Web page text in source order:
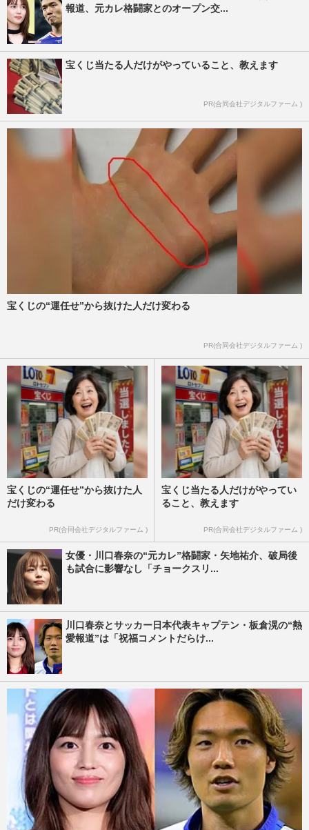
報道、元カレ格闘家とのオープン交...
宝くじ当たる人だけがやっていること、教えます
PR(合同会社デジタルファーム )
宝くじの“運任せ”から抜けた人だけ変わる
PR(合同会社デジタルファーム )
宝くじの“運任せ”から抜けた人
だけ変わる
PR(合同会社デジタルファーム )
宝くじ当たる人だけがやってい
ること、教えます
PR(合同会社デジタルファーム )
女優・川口春奈の“元カレ”格闘家・矢地祐介、破局後
も試合に影響なし「チョークスリ...
川口春奈とサッカー日本代表キャプテン・板倉滉の“熱
愛報道”は「祝福コメントだらけ...